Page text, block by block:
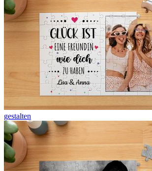
gestalten